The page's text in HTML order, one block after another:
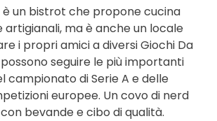
è un bistrot che propone cucina
artigianali, ma è anche un locale
i propri amici a diversi Giochi Da
possono seguire le più importanti
campionato di Serie A e delle
europee. Un covo di nerd
bevande e cibo di qualità.